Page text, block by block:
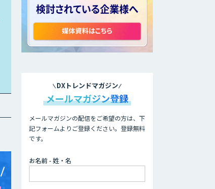
DXトレンドマガジン
メールマガジン登録
メールマガジンの配信をご希望の方は、下
記フォームよりご登録ください。登録無料
です。
お名前 - 姓・名